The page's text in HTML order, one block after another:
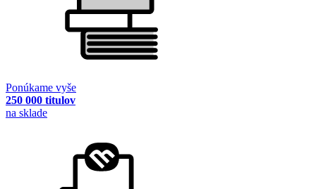
Ponúkame vyše
250 000 titulov
na sklade